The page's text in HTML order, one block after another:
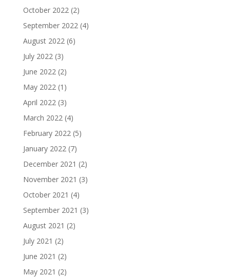
October 2022(2)
September 2022(4)
August 2022(6)
July 2022(3)
June 2022(2)
May 2022(1)
April 2022(3)
March 2022(4)
February 2022(5)
January 2022(7)
December 2021 (2)
November 2021 (3)
October 2021 (4)
September 2021 (3)
August 2021 (2)
July 2021 (2)
June 2021 (2)
May 2021 (2)